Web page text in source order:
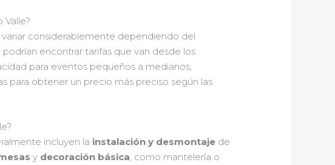
Valle?
considerablemente dependiendo del
encontrar tarifas que van desde los
para eventos pequeños a medianos,
para obtener un precio más preciso según las
incluyen la instalación y desmontaje de
y decoración básica, como mantelería o